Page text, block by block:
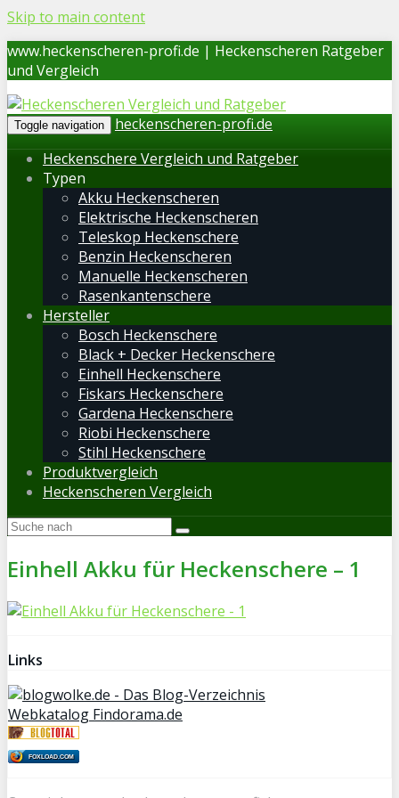
Skip to main content
www.heckenscheren-profi.de | Heckenscheren Ratgeber
und Vergleich
Toggle navigation
heckenscheren-profi.de
Heckenschere Vergleich und Ratgeber
Typen
Akku Heckenscheren
Elektrische Heckenscheren
Teleskop Heckenschere
Benzin Heckenscheren
Manuelle Heckenscheren
Rasenkantenschere
Hersteller
Bosch Heckenschere
Black + Decker Heckenschere
Einhell Heckenschere
Fiskars Heckenschere
Gardena Heckenschere
Riobi Heckenschere
Stihl Heckenschere
Produktvergleich
Heckenscheren Vergleich
Einhell Akku für Heckenschere – 1
Links
Webkatalog Findorama.de
FOXLOAD.COM